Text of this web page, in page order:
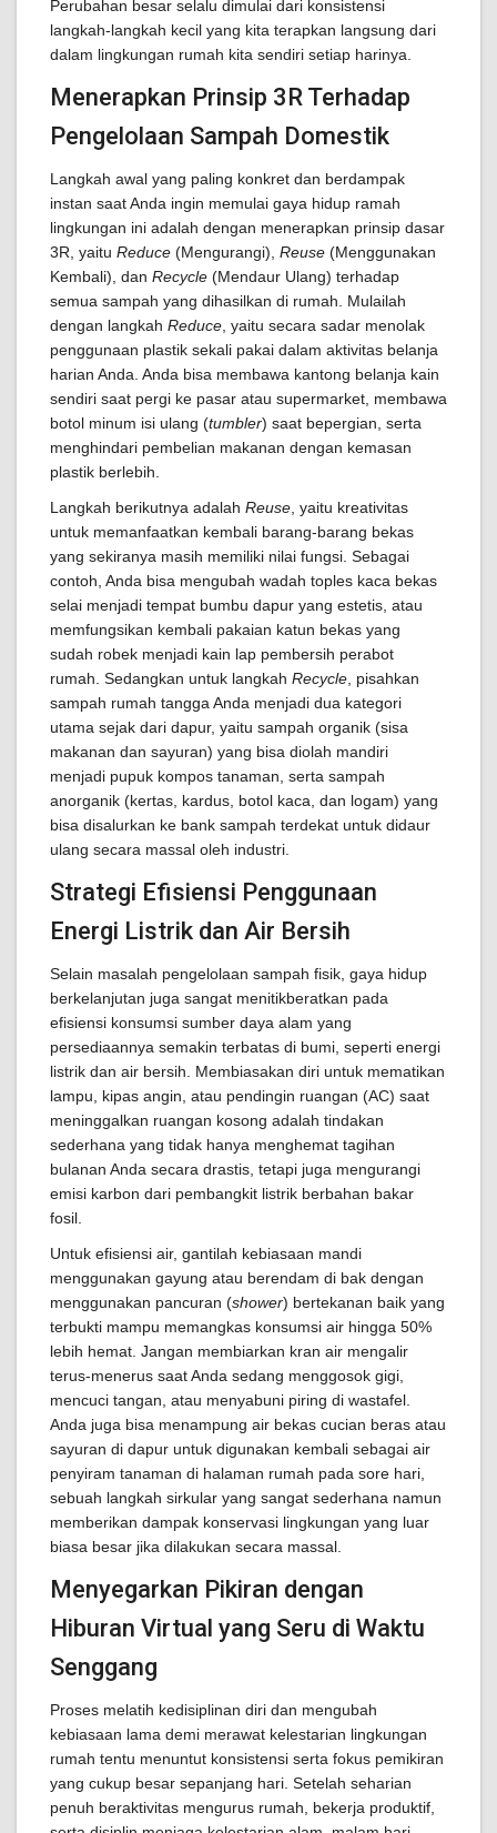
Perubahan besar selalu dimulai dari konsistensi
langkah-langkah kecil yang kita terapkan langsung dari
dalam lingkungan rumah kita sendiri setiap harinya.
Menerapkan Prinsip 3R Terhadap
Pengelolaan Sampah Domestik
Langkah awal yang paling konkret dan berdampak
instan saat Anda ingin memulai gaya hidup ramah
lingkungan ini adalah dengan menerapkan prinsip dasar
3R, yaitu Reduce (Mengurangi), Reuse (Menggunakan
Kembali), dan Recycle (Mendaur Ulang) terhadap
semua sampah yang dihasilkan di rumah. Mulailah
dengan langkah Reduce , yaitu secara sadar menolak
penggunaan plastik sekali pakai dalam aktivitas belanja
harian Anda. Anda bisa membawa kantong belanja kain
sendiri saat pergi ke pasar atau supermarket, membawa
botol minum isi ulang (tumbler) saat bepergian, serta
menghindari pembelian makanan dengan kemasan
plastik berlebih.
Langkah berikutnya adalah Reuse , yaitu kreativitas
untuk memanfaatkan kembali barang-barang bekas
yang sekiranya masih memiliki nilai fungsi. Sebagai
contoh, Anda bisa mengubah wadah toples kaca bekas
selai menjadi tempat bumbu dapur yang estetis, atau
memfungsikan kembali pakaian katun bekas yang
sudah robek menjadi kain lap pembersih perabot
rumah. Sedangkan untuk langkah Recycle , pisahkan
sampah rumah tangga Anda menjadi dua kategori
utama sejak dari dapur, yaitu sampah organik (sisa
makanan dan sayuran) yang bisa diolah mandiri
menjadi pupuk kompos tanaman, serta sampah
anorganik (kertas, kardus, botol kaca, dan logam) yang
bisa disalurkan ke bank sampah terdekat untuk didaur
ulang secara massal oleh industri.
Strategi Efisiensi Penggunaan
Energi Listrik dan Air Bersih
Selain masalah pengelolaan sampah fisik, gaya hidup
berkelanjutan juga sangat menitikberatkan pada
efisiensi konsumsi sumber daya alam yang
persediaannya semakin terbatas di bumi, seperti energi
listrik dan air bersih. Membiasakan diri untuk mematikan
lampu, kipas angin, atau pendingin ruangan (AC) saat
meninggalkan ruangan kosong adalah tindakan
sederhana yang tidak hanya menghemat tagihan
bulanan Anda secara drastis, tetapi juga mengurangi
emisi karbon dari pembangkit listrik berbahan bakar
fosil.
Untuk efisiensi air, gantilah kebiasaan mandi
menggunakan gayung atau berendam di bak dengan
menggunakan pancuran (shower) bertekanan baik yang
terbukti mampu memangkas konsumsi air hingga 50%
lebih hemat. Jangan membiarkan kran air mengalir
terus-menerus saat Anda sedang menggosok gigi,
mencuci tangan, atau menyabuni piring di wastafel.
Anda juga bisa menampung air bekas cucian beras atau
sayuran di dapur untuk digunakan kembali sebagai air
penyiram tanaman di halaman rumah pada sore hari,
sebuah langkah sirkular yang sangat sederhana namun
memberikan dampak konservasi lingkungan yang luar
biasa besar jika dilakukan secara massal.
Menyegarkan Pikiran dengan
Hiburan Virtual yang Seru di Waktu
Senggang
Proses melatih kedisiplinan diri dan mengubah
kebiasaan lama demi merawat kelestarian lingkungan
rumah tentu menuntut konsistensi serta fokus pemikiran
yang cukup besar sepanjang hari. Setelah seharian
penuh beraktivitas mengurus rumah, bekerja produktif,